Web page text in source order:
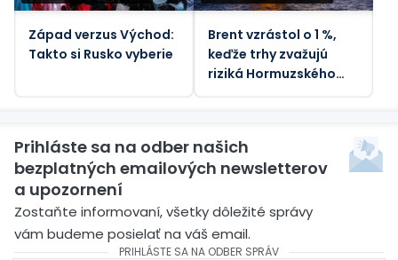
Západ verzus Východ:
Takto si Rusko vyberie
Brent vzrástol o 1 %,
keďže trhy zvažujú
riziká Hormuzského
Prihláste sa na odber našich
bezplatných emailových newsletterov
a upozornení
Zostaňte informovaní, všetky dôležité správy
vám budeme posielať na váš email.
PRIHLÁSTE SA NA ODBER SPRÁV